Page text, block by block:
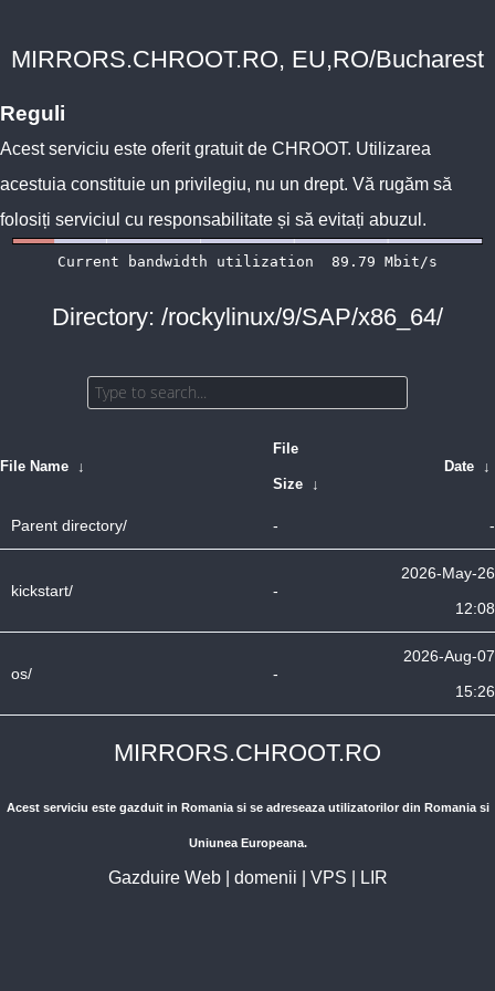
MIRRORS.CHROOT.RO, EU,RO/Bucharest
Reguli
Acest serviciu este oferit gratuit de CHROOT. Utilizarea
acestuia constituie un privilegiu, nu un drept. Vă rugăm să
folosiți serviciul cu responsabilitate și să evitați abuzul.
Directory: /rockylinux/9/SAP/x86_64/
File Name ↓
File
Size ↓
Date ↓
Parent directory/ - -
kickstart/ -
2026-May-26
12:08
os/ -
2026-Aug-07
15:26
MIRRORS.CHROOT.RO
Acest serviciu este gazduit in Romania si se adreseaza utilizatorilor din Romania si
Uniunea Europeana.
Gazduire Web| domenii VPS LIR